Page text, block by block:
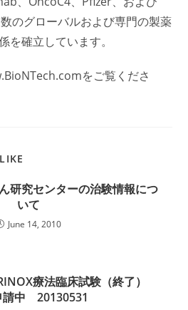
のグローバルおよび専門の製薬
を確立しています。
をご覧くださ
究センターの治験情報につ
いて
June 14, 2010
療法臨床試験（終了）
請中 20130531